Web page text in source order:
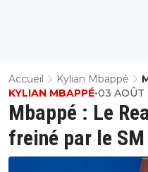
Accueil Kylian Mbappé
Mbappé : Le
freiné par le SM
KYLIAN MBAPPÉ•03 AOÛT